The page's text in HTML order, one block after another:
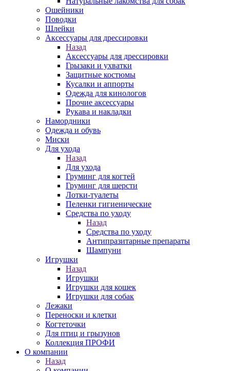
Ошейники
Поводки
Шлейки
Аксессуары для дрессировки
Назад
Аксессуары для дрессировки
Грызаки и ухватки
Защитные костюмы
Кусалки и аппорты
Одежда для кинологов
Прочие аксессуары
Рукава и накладки
Намордники
Одежда и обувь
Миски
Для ухода
Назад
Для ухода
Груминг для когтей
Груминг для шерсти
Лотки-туалеты
Пеленки гигиенические
Средства по уходу
Назад
Средства по уходу
Антипразитарные препараты
Шампуни
Игрушки
Назад
Игрушки
Игрушки для кошек
Игрушки для собак
Лежаки
Переноски и клетки
Когтеточки
Для птиц и грызунов
Коллекция ПРОФИ
О компании
Назад